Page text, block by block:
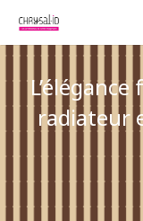
Nos prestations
radiateur